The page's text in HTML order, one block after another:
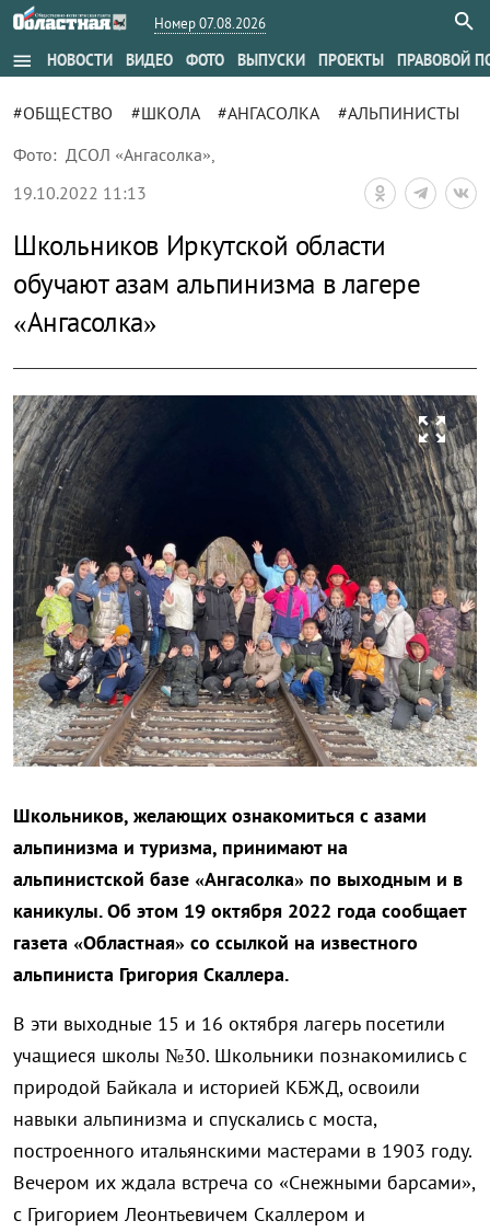
Номер 07.08.2026
menu НОВОСТИ ВИДЕО ФОТО ВЫПУСКИ ПРОЕКТЫ ПРАВОВОЙ
#ОБЩЕСТВО #ШКОЛА #АНГАСОЛКА
#АЛЬПИНИСТЫ
Фото: ДСОЛ «Ангасолка»,
19.10.2022 11:13
Школьников Иркутской области
обучают азам альпинизма в лагере
«Ангасолка»
zoom_out_map
Школьников, желающих ознакомиться с азами
альпинизма и туризма, принимают на
альпинистской базе «Ангасолка» по выходным и в
каникулы. Об этом 19 октября 2022 года сообщает
газета «Областная» со ссылкой на известного
альпиниста Григория Скаллера.
В эти выходные 15 и 16 октября лагерь посетили
учащиеся школы №30. Школьники познакомились с
природой Байкала и историей КБЖД, освоили
навыки альпинизма и спускались с моста,
построенного итальянскими мастерами в 1903 году.
Вечером их ждала встреча со «Снежными барсами»,
с Григорием Леонтьевичем Скаллером и